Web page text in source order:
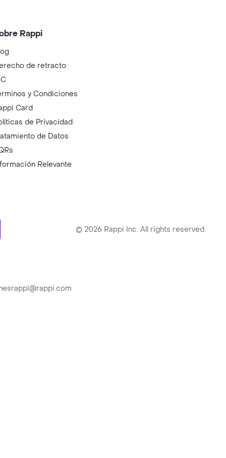
Rappi
de retracto
y Condiciones
Card
de Privacidad
de Datos
Relevante
© 2026 Rappi Inc. All rights reserved.